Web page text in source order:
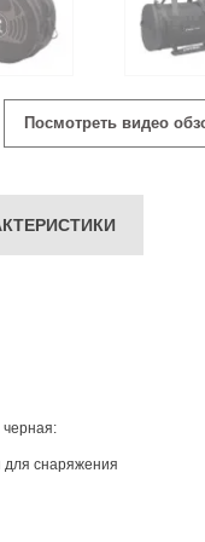
Посмотреть видео
черная:
снаряжения